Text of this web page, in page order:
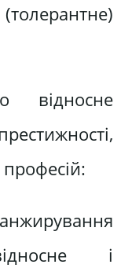
і